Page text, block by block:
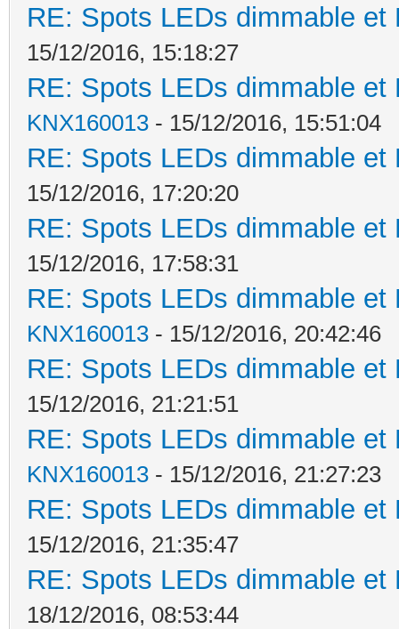
RE: Spots LEDs dimmable
15/12/2016, 15:18:27
RE: Spots LEDs dimmable
KNX160013 - 15/12/2016, 15:51:04
RE: Spots LEDs dimmable
15/12/2016, 17:20:20
RE: Spots LEDs dimmable
15/12/2016, 17:58:31
RE: Spots LEDs dimmable
KNX160013 - 15/12/2016, 20:42:46
RE: Spots LEDs dimmable
15/12/2016, 21:21:51
RE: Spots LEDs dimmable
KNX160013 - 15/12/2016, 21:27:23
RE: Spots LEDs dimmable
15/12/2016, 21:35:47
RE: Spots LEDs dimmable
18/12/2016, 08:53:44